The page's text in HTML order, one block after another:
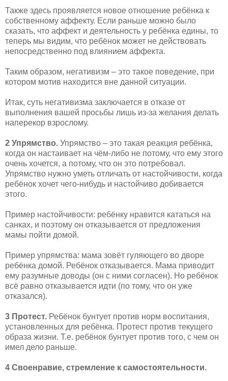
Также здесь проявляется новое отношение ребёнка к
собственному аффекту. Если раньше можно было
сказать, что аффект и деятельность у ребёнка едины, то
теперь мы видим, что ребёнок может не действовать
непосредственно под влиянием аффекта.
Таким образом, негативизм – это такое поведение, при
котором мотив находится вне данной ситуации.
Итак, суть негативизма заключается в отказе от
выполнения вашей просьбы лишь из-за желания делать
наперекор взрослому.
2 Упрямство. Упрямство – это такая реакция ребёнка,
когда он настаивает на чём-либо не потому, что ему этого
очень хочется, а потому, что он это потребовал.
Упрямство нужно уметь отличать от настойчивости, когда
ребёнок хочет чего-нибудь и настойчиво добивается
этого.
Пример настойчивости: ребёнку нравится кататься на
санках, и поэтому он отказывается от предложения
мамы пойти домой.
Пример упрямства: мама зовёт гуляющего во дворе
ребёнка домой. Ребёнок отказывается. Мама приводит
ему разумные доводы (он с ними согласен). Но ребёнок
всё равно отказывается идти (по тому, что он уже
отказался).
3 Протест. Ребёнок бунтует против норм воспитания,
установленных для ребёнка. Протест против текущего
образа жизни. Т.е. ребёнок бунтует против того, с чем он
имел дело раньше.
4 Своенравие, стремление к самостоятельности.